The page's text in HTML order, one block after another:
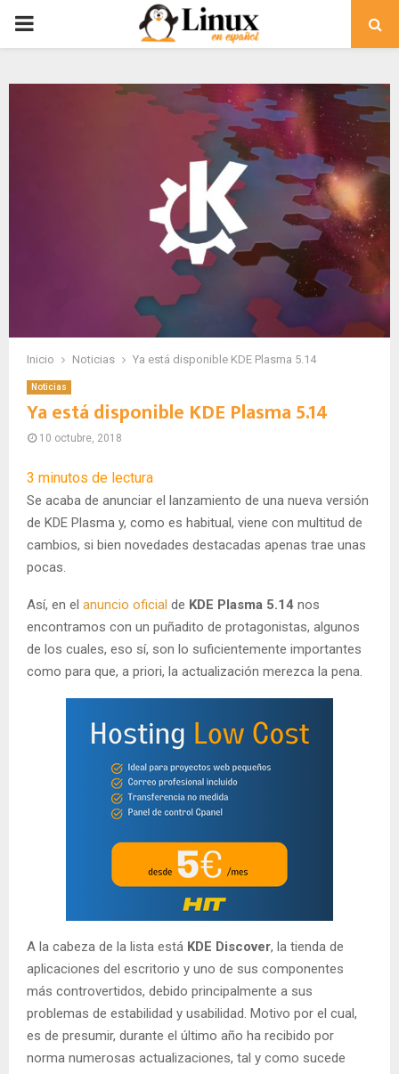
PRIMARY
Inicio Noticias Ya está disponible KDE Plasma 5.14
Noticias
Ya está disponible KDE Plasma 5.14
10 octubre, 2018
3 minutos de lectura
Se acaba de anunciar el lanzamiento de una nueva versión
de KDE Plasma y, como es habitual, viene con multitud de
cambios, si bien novedades destacadas apenas trae unas
pocas.
Así, en el anuncio oficial de KDE Plasma 5.14 nos
encontramos con un puñadito de protagonistas, algunos
de los cuales, eso sí, son lo suficientemente importantes
como para que, a priori, la actualización merezca la pena.
A la cabeza de la lista está KDE Discover, la tienda de
aplicaciones del escritorio y uno de sus componentes
más controvertidos, debido principalmente a sus
problemas de estabilidad y usabilidad. Motivo por el cual,
es de presumir, durante el último año ha recibido por
norma numerosas actualizaciones, tal y como sucede